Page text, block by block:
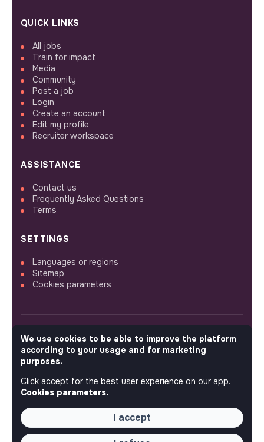
QUICK LINKS
All jobs
Train for impact
Media
Community
Post a job
Login
Create an account
Edit my profile
Recruiter workspace
ASSISTANCE
Contact us
Frequently Asked Questions
Terms
SETTINGS
Languages or regions
Sitemap
Cookies parameters
FOLLOW US
© 2026 jobs that makesense.
We use cookies to be able to improve the platform
according to your usage and for marketing
purposes.
Click accept for the best user experience on our app.
Cookies parameters.
I accept